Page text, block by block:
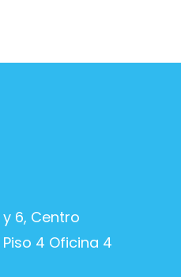
6, Centro
4 Oficina 4